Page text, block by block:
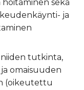
sekä
ja
tutkinta,
omaisuuden
(oikeutettu